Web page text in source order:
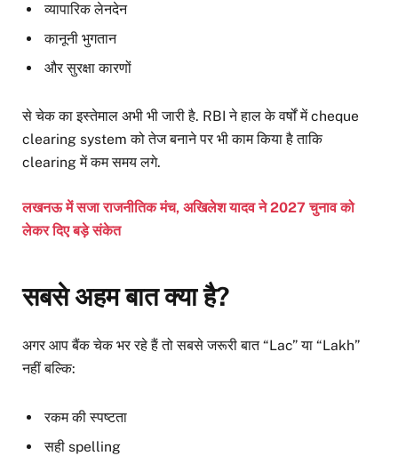
व्यापारिक लेनदेन
कानूनी भुगतान
और सुरक्षा कारणों
से चेक का इस्तेमाल अभी भी जारी है. RBI ने हाल के वर्षों में cheque
clearing system को तेज बनाने पर भी काम किया है ताकि
clearing में कम समय लगे.
लखनऊ में सजा राजनीतिक मंच, अखिलेश यादव ने 2027 चुनाव को
लेकर दिए बड़े संकेत
सबसे अहम बात क्या है?
अगर आप बैंक चेक भर रहे हैं तो सबसे जरूरी बात “Lac” या “Lakh”
नहीं बल्कि:
रकम की स्पष्टता
सही spelling